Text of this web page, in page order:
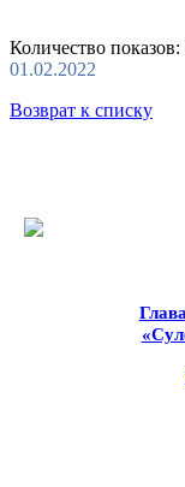
Количество показов:
01.02.2022
Возврат к списку